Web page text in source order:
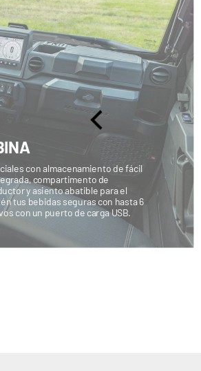
con almacenamiento de fácil
compartimento de
y asiento abatible para el
tus bebidas seguras con hasta 6
con un puerto de carga USB.